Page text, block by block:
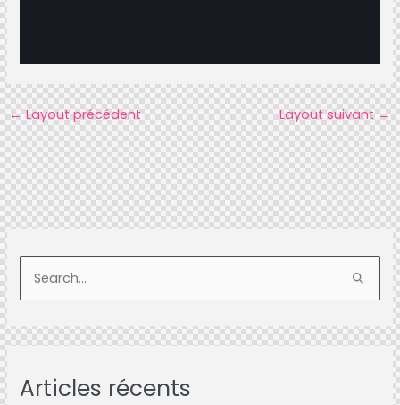
←Layout précédent Layout suivant→
e
a
c
Articles récents